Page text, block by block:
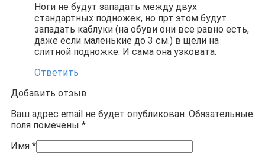
Ноги не будут западать между двух
стандартных подножек, но прт этом будут
западать каблуки (на обуви они все равно есть,
даже если маленькие до 3 см.) в щели на
слитной подножке. И сама она узковата.
Ответить
Добавить отзыв
Ваш адрес email не будет опубликован. Обязательные
поля помечены *
Имя *